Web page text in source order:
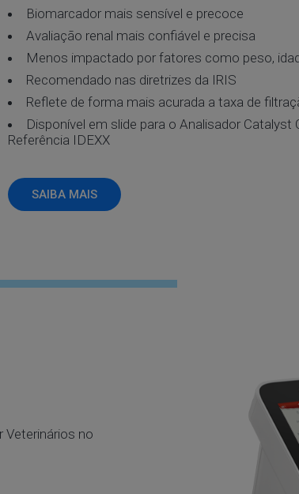
Biomarcador mais sensível e precoce
Avaliação renal mais confiável e precisa
Menos impactado por fatores como peso,
Recomendado nas diretrizes da IRIS
Reflete de forma mais acurada a taxa de
Disponível em slide para o Analisador
Referência IDEXX
SAIBA MAIS
Veterinários no